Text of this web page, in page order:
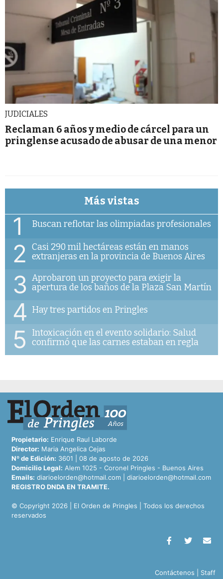
JUDICIALES
Reclaman 6 años y medio de cárcel para un
pringlense acusado de abusar de una menor
Más vistas
1 Buscan reflotar las olimpiadas profesionales
2
Casi 290 mil hectáreas están en manos
extranjeras en la provincia de Buenos Aires
3 Aprobaron un proyecto para exigir la
apertura de los baños de la Plaza San Martín
4 Hay tres partidos en Pringles
5
Intoxicación en el evento solidario: Salud
confirmó que las carnes estaban en regla
Propietario: Enrique Raul Laborde
Director: Maria Angelica Cejas
Nº de Edición: 3601 | 08 de agosto de 2026
Domicilio Legal: Alem 1025 - Coronel Pringles - Buenos Aires
Emails: diarioelorden@hotmail.com
diarioelorden@hotmail.com
REGISTRO DNDA EN TRAMITE.
© Copyright 2026 | El Orden de Pringles | Todos los derechos
reservados
Contáctenos
Staff